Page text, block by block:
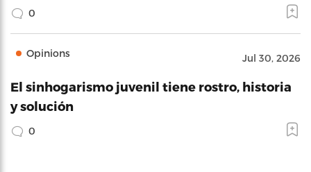
0
Opinions Jul 30, 2026
El sinhogarismo juvenil tiene rostro, historia
y solución
0